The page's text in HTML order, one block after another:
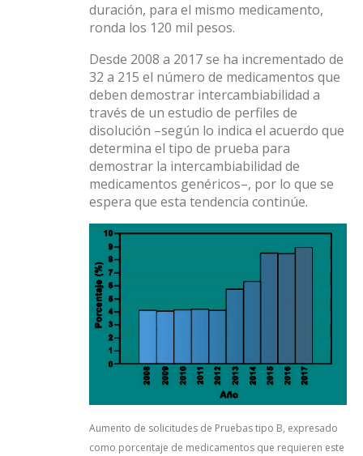
duración, para el mismo medicamento,
ronda los 120 mil pesos.
Desde 2008 a 2017 se ha incrementado de
32 a 215 el número de medicamentos que
deben demostrar intercambiabilidad a
través de un estudio de perfiles de
disolución –según lo indica el acuerdo que
determina el tipo de prueba para
demostrar la intercambiabilidad de
medicamentos genéricos–, por lo que se
espera que esta tendencia continúe.
Aumento de solicitudes de Pruebas tipo B, expresado
como porcentaje de medicamentos que requieren este